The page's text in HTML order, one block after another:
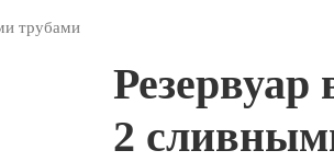
трубами
2